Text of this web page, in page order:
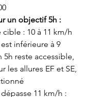
un objectif 5h :
: 10 à 11 km/h
inférieure à 9
5h reste accessible,
les allures EF et SE,
11 km/h :